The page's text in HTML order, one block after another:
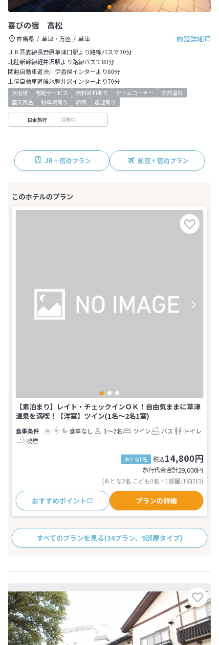
喜びの宿 高松
施設詳細
群馬県 草津・万座
草津
ＪＲ吾妻線長野原草津口駅より路線バスで30分
北陸新幹線軽井沢駅より路線バスで80分
関越自動車道渋川伊香保インターより80分
上信自動車道碓氷軽井沢インターより70分
大浴場 宅配サービス 無料WiFiあり ゲームコーナー
天然温泉
露天風呂
駐車場有り 旅館 送迎有り
日本旅行 収集中
JR＋宿泊プラン 航空＋宿泊プラン
【素泊まり】レイト・チェックインＯＫ！自由気ままに草津
温泉を満喫！【洋室】ツイン(1名～2名1室)
食事なし 1～2名 ツイン バス
トイレ
喫煙
おとな1名 税込14,800円
旅行代金合計29,600円
(おとな2名 こども0名・1部屋/1泊2日)
おすすめポイント プランの詳細
すべてのプランを見る(34プラン、9部屋タイプ)